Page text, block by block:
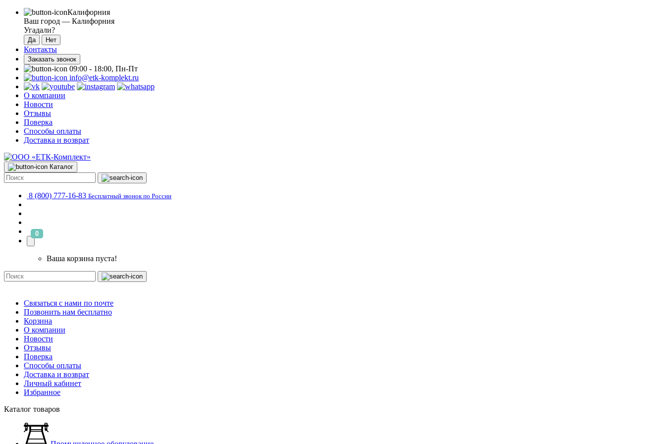
Калифорния
Ваш город — Калифорния
Угадали?
Контакты
Заказать звонок
09:00 - 18:00, Пн-Пт
info@etk-komplekt.ru
О компании
Новости
Отзывы
Поверка
Способы оплаты
Доставка и возврат
Каталог
8 (800) 777-16-83 Бесплатный звонок по России
0
Ваша корзина пуста!
Связаться с нами по почте
Позвонить нам бесплатно
Корзина
О компании
Новости
Отзывы
Поверка
Способы оплаты
Доставка и возврат
Личный кабинет
Избранное
Каталог товаров